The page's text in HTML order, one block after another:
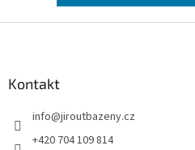
Kontakt
info@jiroutbazeny.cz
+420 704 109 814